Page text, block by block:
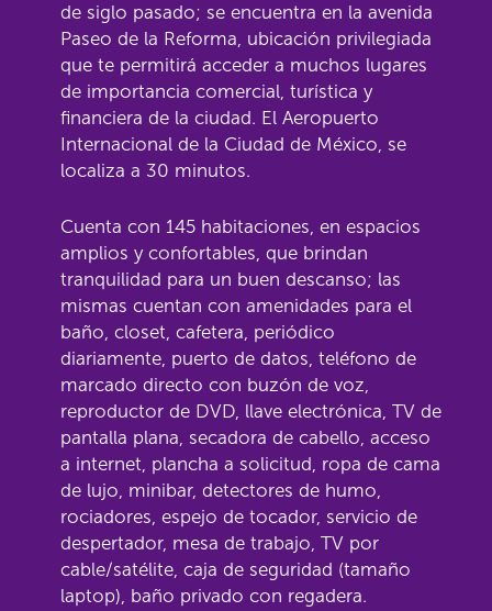
de siglo pasado; se encuentra en la avenida
Paseo de la Reforma, ubicación privilegiada
que te permitirá acceder a muchos lugares
de importancia comercial, turística y
financiera de la ciudad. El Aeropuerto
Internacional de la Ciudad de México, se
localiza a 30 minutos.
Cuenta con 145 habitaciones, en espacios
amplios y confortables, que brindan
tranquilidad para un buen descanso; las
mismas cuentan con amenidades para el
baño, closet, cafetera, periódico
diariamente, puerto de datos, teléfono de
marcado directo con buzón de voz,
reproductor de DVD, llave electrónica, TV de
pantalla plana, secadora de cabello, acceso
a internet, plancha a solicitud, ropa de cama
de lujo, minibar, detectores de humo,
rociadores, espejo de tocador, servicio de
despertador, mesa de trabajo, TV por
cable/satélite, caja de seguridad (tamaño
laptop), baño privado con regadera.